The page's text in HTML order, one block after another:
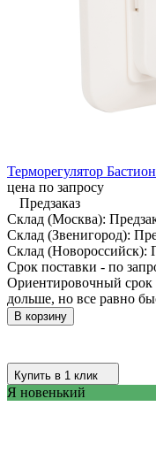
Терморегулятор
цена по запросу
Предзаказ
Склад (Москва):
Склад (Звенигород):
Склад (Новороссийск):
Срок поставки - по
Ориентировочный
дольше, но все равно
В корзину
Купить в 1 клик
Я новенький